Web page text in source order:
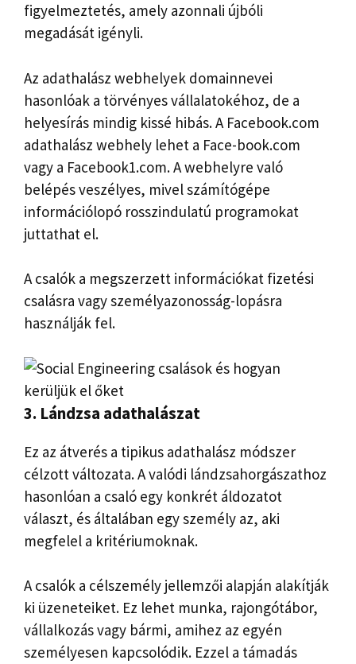
figyelmeztetés, amely azonnali újbóli
megadását igényli.
Az adathalász webhelyek domainnevei
hasonlóak a törvényes vállalatokéhoz, de a
helyesírás mindig kissé hibás. A Facebook.com
adathalász webhely lehet a Face-book.com
vagy a Facebook1.com. A webhelyre való
belépés veszélyes, mivel számítógépe
információlopó rosszindulatú programokat
juttathat el.
A csalók a megszerzett információkat fizetési
csalásra vagy személyazonosság-lopásra
használják fel.
3. Lándzsa adathalászat
Ez az átverés a tipikus adathalász módszer
célzott változata. A valódi lándzsahorgászathoz
hasonlóan a csaló egy konkrét áldozatot
választ, és általában egy személy az, aki
megfelel a kritériumoknak.
A csalók a célszemély jellemzői alapján alakítják
ki üzeneteiket. Ez lehet munka, rajongótábor,
vállalkozás vagy bármi, amihez az egyén
személyesen kapcsolódik. Ezzel a támadás